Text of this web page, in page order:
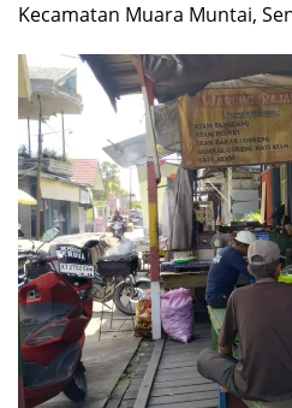
Kecamatan Muara Muntai,